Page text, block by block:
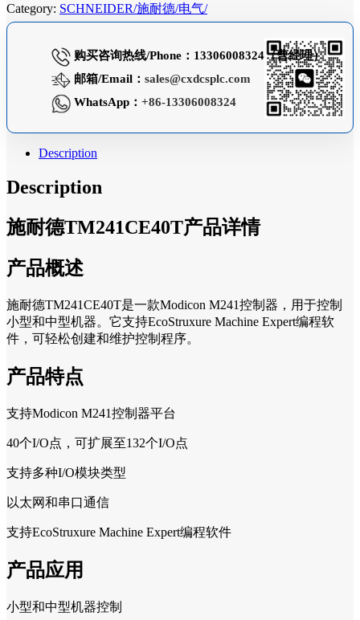
Category: SCHNEIDER/施耐德/电气/
购买咨询热线/Phone：13306008324（曹经理）
邮箱/Email： sales@cxdcsplc.com
WhatsApp： +86-13306008324
Description
Description
施耐德TM241CE40T产品详情
产品概述
施耐德TM241CE40T是一款Modicon M241控制器，用于控制
小型和中型机器。它支持EcoStruxure Machine Expert编程软
件，可轻松创建和维护控制程序。
产品特点
支持Modicon M241控制器平台
40个I/O点，可扩展至132个I/O点
支持多种I/O模块类型
以太网和串口通信
支持EcoStruxure Machine Expert编程软件
产品应用
小型和中型机器控制